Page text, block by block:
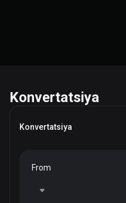
Konvertatsiya
Konvertatsiya
From